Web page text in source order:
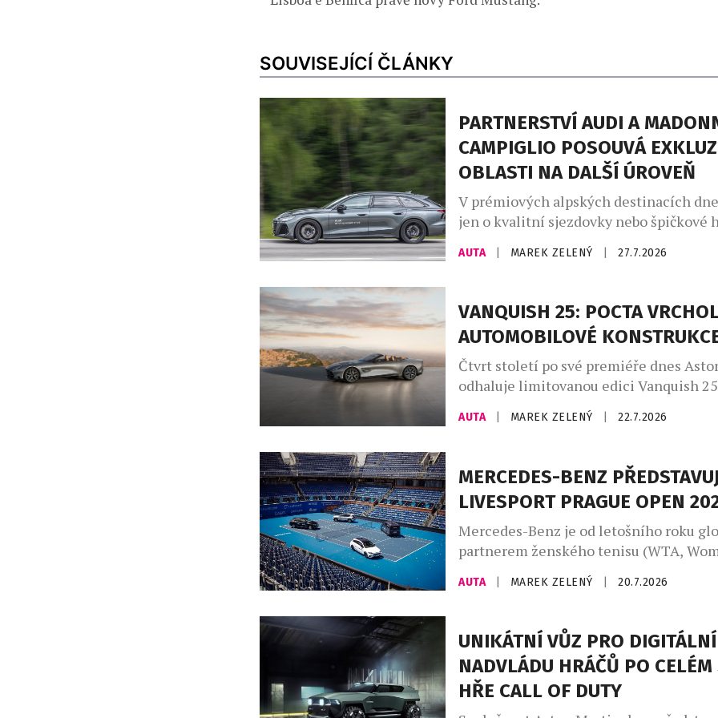
SOUVISEJÍCÍ ČLÁNKY
PARTNERSTVÍ AUDI A
CAMPIGLIO POSOUVÁ
OBLASTI NA DALŠÍ ÚROVEŇ
V prémiových alpských destinacích
jen o kvalitní sjezdovky nebo špičkové
větší roli hrají značky, které dokážou
charakter místa. Madonna di Campiglio
společností Audi, jež se stala nedílnou
života tohoto prestižního střediska.
nevzniklo pouze z marketingových
Madonna […]
AUTA MAREK ZELENÝ 27.7.2026
VANQUISH 25: POCTA
AUTOMOBILOVÉ
Čtvrt století po své premiéře dnes
odhaluje limitovanou edici Vanquish
poctu třem generacím tohoto slavného
automobilu, vytvořenou zakázkovým
divize zakázkových úprav Q by Aston
uplatňují své bezkonkurenční
vozů na míru a speciálních modelů a
ukázkou je […]
AUTA MAREK ZELENÝ 22.7.2026
MERCEDES-BENZ
LIVESPORT PRAGUE OPEN
Mercedes-Benz je od letošního roku
partnerem ženského tenisu (WTA,
Association) a aktivně se zapojuje do
kategorie WTA 1000, 500 a 250.
značky Mercedes-Benz pokračuje také v
republice. Tenisový turnaj WTA
Open 2026 je místem pro národní
Mercedes-Benz VLE. Mercedes-Benz […]
AUTA MAREK ZELENÝ 20.7.2026
UNIKÁTNÍ VŮZ PRO DIGITÁLNÍ
NADVLÁDU HRÁČŮ PO CELÉM
HŘE CALL OF DUTY